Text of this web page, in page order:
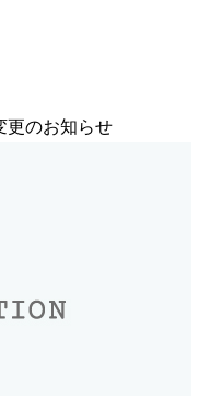
更のお知らせ